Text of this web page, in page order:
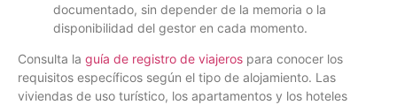
documentado, sin depender de la memoria o la
disponibilidad del gestor en cada momento.
Consulta la guía de registro de viajeros para conocer los
requisitos específicos según el tipo de alojamiento. Las
viviendas de uso turístico, los apartamentos y los hoteles